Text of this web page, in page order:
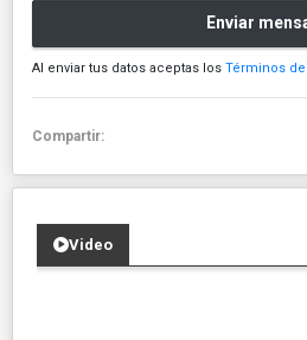
Enviar
Al enviar tus datos aceptas los Términos
Compartir:
Video